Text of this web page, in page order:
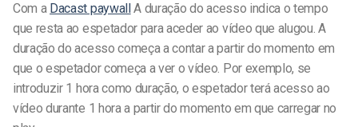
Com a Dacast paywall A duração do acesso indica o tempo
que resta ao espetador para aceder ao vídeo que alugou. A
duração do acesso começa a contar a partir do momento em
que o espetador começa a ver o vídeo. Por exemplo, se
introduzir 1 hora como duração, o espetador terá acesso ao
vídeo durante 1 hora a partir do momento em que carregar no